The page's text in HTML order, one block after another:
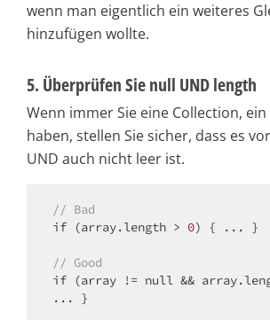
wenn man eigentlich ein weiteres
hinzufügen wollte.
5. Überprüfen Sie null UND length
Wenn immer Sie eine Collection, ein
haben, stellen Sie sicher, dass es
UND auch nicht leer ist.
// Bad
if (array.length > 0) { ... }
// Good
if (array != null &&